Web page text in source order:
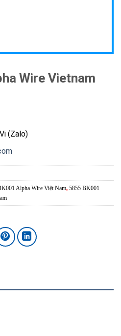
Wire Vietnam
(Zalo)
Alpha Wire Việt Nam, 5855 BK001